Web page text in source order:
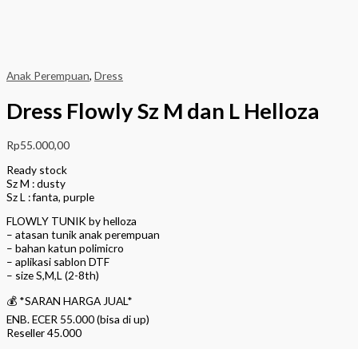
Anak Perempuan, Dress
Dress Flowly Sz M dan L Helloza
Rp55.000,00
Ready stock
Sz M : dusty
Sz L : fanta, purple
FLOWLY TUNIK by helloza
– atasan tunik anak perempuan
– bahan katun polimicro
– aplikasi sablon DTF
– size S,M,L (2-8th)
💰 *SARAN HARGA JUAL*
ENB. ECER 55.000 (bisa di up)
Reseller 45.000